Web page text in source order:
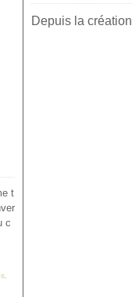
t
c
Depuis la création